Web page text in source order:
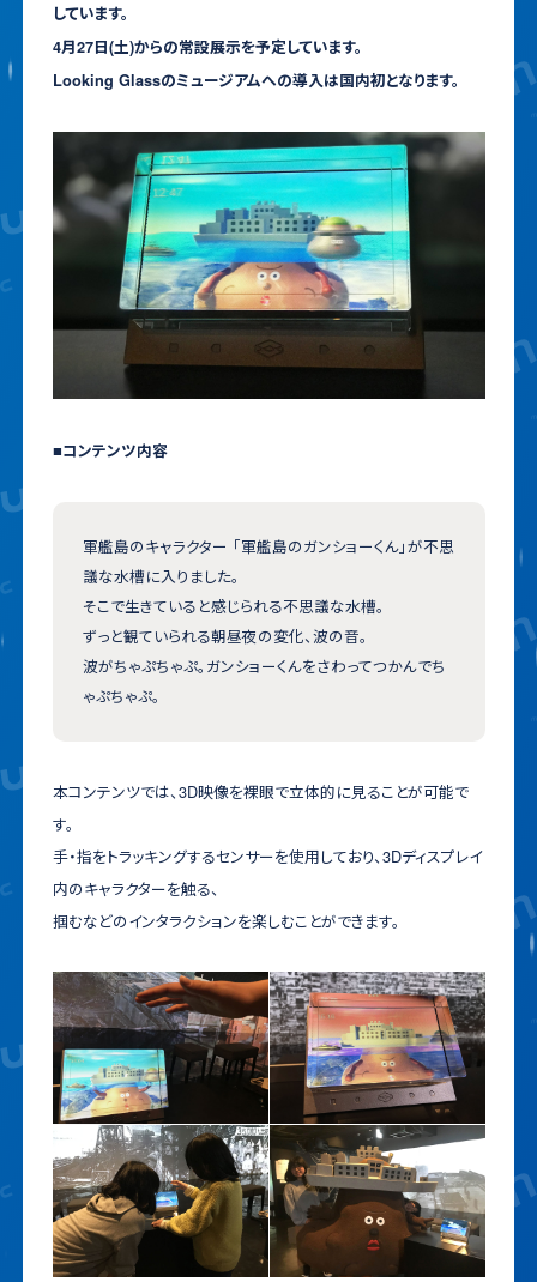
しています。
4月27日(土)からの常設展示を予定しています。
Looking Glassのミュージアムへの導入は国内初となります。
■コンテンツ内容
軍艦島のキャラクター 「軍艦島のガンショーくん」が不思
議な水槽に入りました。
そこで生きていると感じられる不思議な水槽。
ずっと観ていられる朝昼夜の変化、波の音。
波がちゃぷちゃぷ。ガンショーくんをさわってつかんでち
ゃぷちゃぷ。
本コンテンツでは、3D映像を裸眼で立体的に見ることが可能で
す。
手・指をトラッキングするセンサーを使用しており、3Dディスプレイ
内のキャラクターを触る、
掴むなどのインタラクションを楽しむことができます。